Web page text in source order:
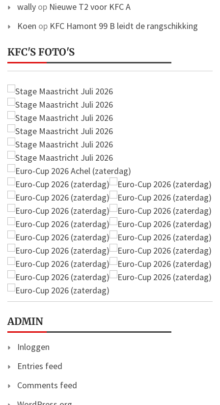
wally op Nieuwe T2 voor KFC A
Koen op KFC Hamont 99 B leidt de rangschikking
KFC'S FOTO'S
ADMIN
Inloggen
Entries feed
Comments feed